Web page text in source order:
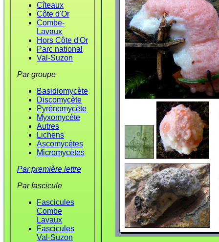
Cîteaux
Côte d'Or
Combe-
Lavaux
Hors Côte d'Or
Parc national
Val-Suzon
Par groupe
Basidiomycète
Discomycète
Pyrénomycète
Myxomycète
Autres
Lichens
Ascomycètes
Micromycètes
Par première lettre
Par fascicule
Fascicules
Combe
Lavaux
Fascicules
Val-Suzon